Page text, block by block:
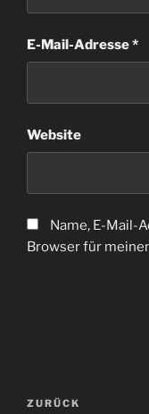
E-Mail-Adresse*
Website
Name, E-Mail-
Browser für
Vorheriger
ZURÜCK